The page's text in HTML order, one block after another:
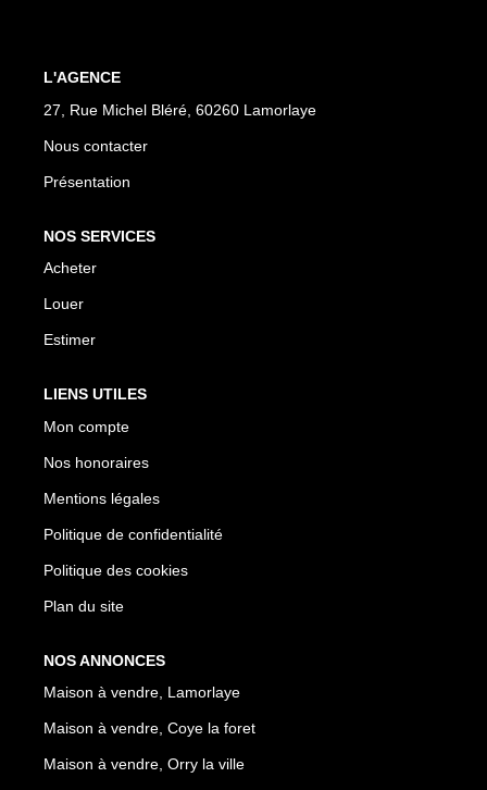
L'AGENCE
27, Rue Michel Bléré, 60260 Lamorlaye
Nous contacter
Présentation
NOS SERVICES
Acheter
Louer
Estimer
LIENS UTILES
Mon compte
Nos honoraires
Mentions légales
Politique de confidentialité
Politique des cookies
Plan du site
NOS ANNONCES
Maison à vendre, Lamorlaye
Maison à vendre, Coye la foret
Maison à vendre, Orry la ville